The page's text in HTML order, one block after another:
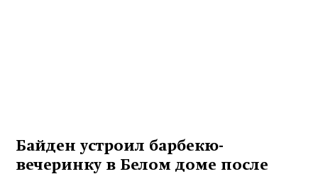
Байден устроил барбекю-
вечеринку в Белом доме после